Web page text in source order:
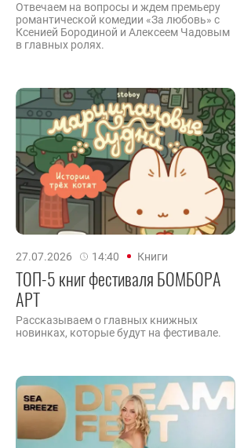
Отвечаем на вопросы и ждем премьеру
романтической комедии «За любовь» с
Ксенией Бородиной и Алексеем Чадовым
в главных ролях.
27.07.2026 14:40 Книги
ТОП-5 книг фестиваля БОМБОРА
АРТ
Рассказываем о главных книжных
новинках, которые будут на фестивале.